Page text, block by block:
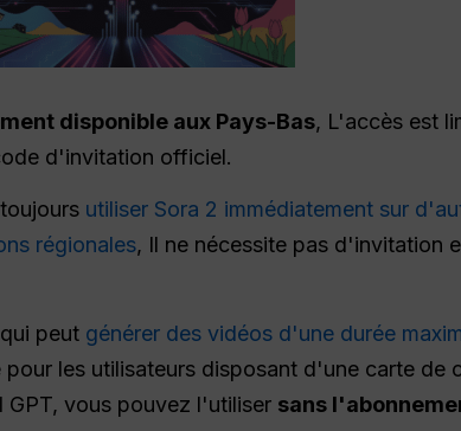
disponible aux Pays-Bas, L'accès est
d'invitation officiel.
utiliser Sora 2 immédiatement sur
régionales, Il ne nécessite pas d'invitation
peut générer des vidéos d'une durée
les utilisateurs disposant d'une carte de
GPT, vous pouvez l'utiliser sans